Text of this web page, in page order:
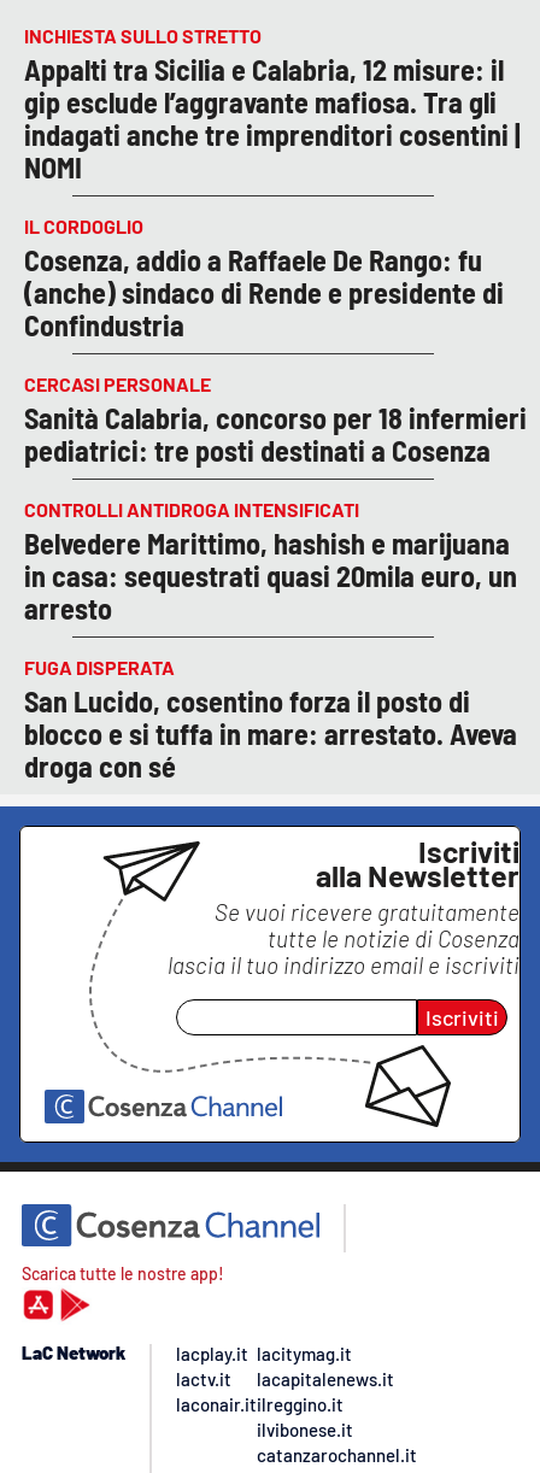
INCHIESTA SULLO STRETTO
Appalti tra Sicilia e Calabria, 12 misure: il
gip esclude l’aggravante mafiosa. Tra gli
indagati anche tre imprenditori cosentini |
NOMI
IL CORDOGLIO
Cosenza, addio a Raffaele De Rango: fu
(anche) sindaco di Rende e presidente di
Confindustria
CERCASI PERSONALE
Sanità Calabria, concorso per 18 infermieri
pediatrici: tre posti destinati a Cosenza
CONTROLLI ANTIDROGA INTENSIFICATI
Belvedere Marittimo, hashish e marijuana
in casa: sequestrati quasi 20mila euro, un
arresto
FUGA DISPERATA
San Lucido, cosentino forza il posto di
blocco e si tuffa in mare: arrestato. Aveva
droga con sé
Iscriviti
alla Newsletter
Se vuoi ricevere gratuitamente
tutte le notizie di Cosenza
lascia il tuo indirizzo email e iscriviti
Iscriviti
Scarica tutte le nostre app!
LaC Network
lacplay.it
lactv.it
laconair.it
lacitymag.it
lacapitalenews.it
ilreggino.it
ilvibonese.it
catanzarochannel.it